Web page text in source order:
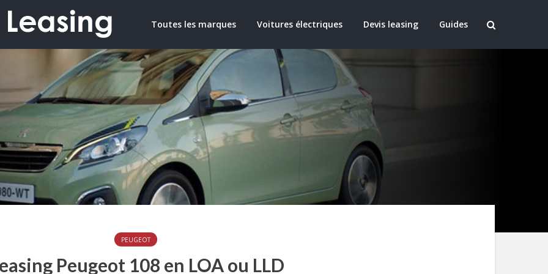
Toutes les marques Voitures électriques Devis leasing Guides
PEUGEOT
Peugeot 108 en LOA ou LLD